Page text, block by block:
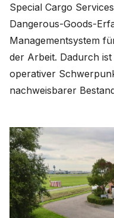
Special Cargo
Dangerous-Goods-
Managementsystem
der Arbeit. Dadurch
operativer
nachweisbarer